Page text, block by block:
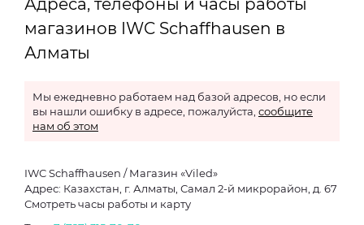
Адреса, телефоны и часы работы
магазинов IWC Schaffhausen в
Алматы
Мы ежедневно работаем над базой адресов, но если
вы нашли ошибку в адресе, пожалуйста, сообщите
нам об этом
IWC Schaffhausen / Магазин «Viled»
Адрес: Казахстан, г. Алматы, Самал 2-й микрорайон, д. 67
Смотреть часы работы и карту